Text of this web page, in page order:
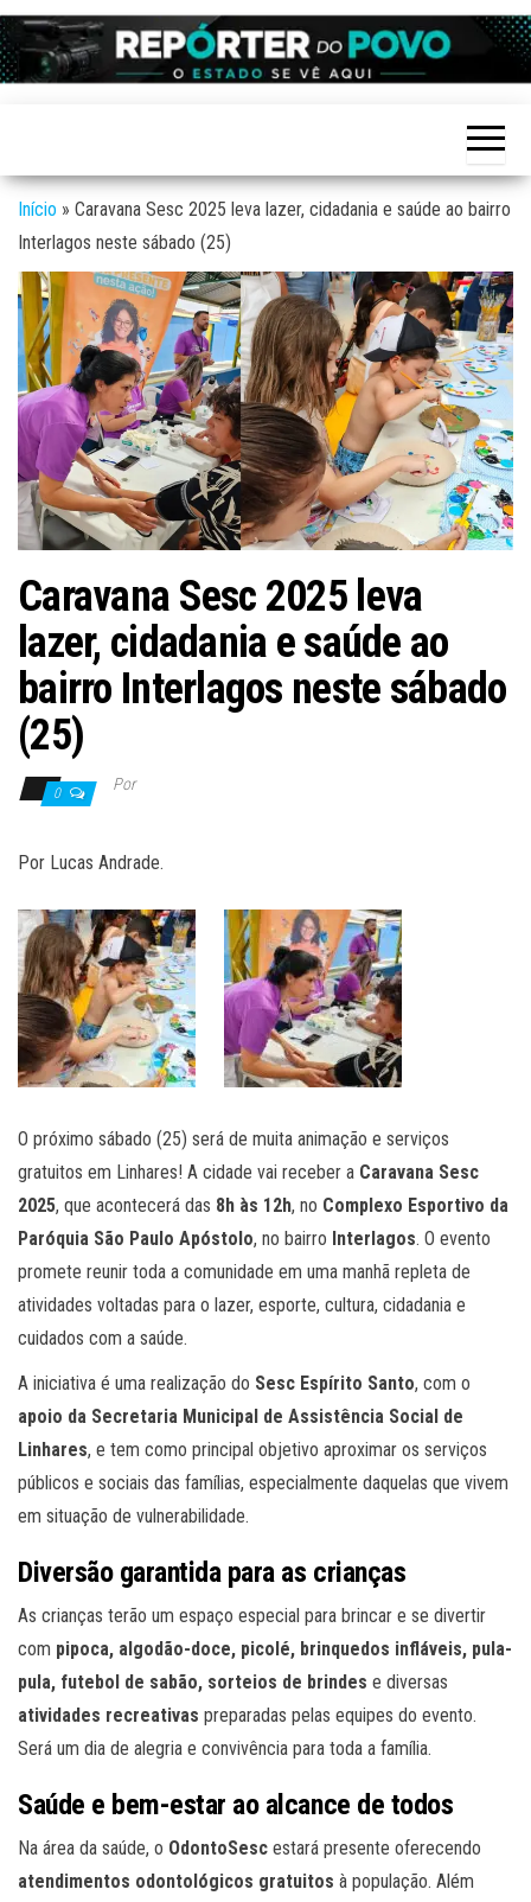
Skip
to
the
Reporter
site de
Notícias
Início » Caravana Sesc 2025 leva lazer, cidadania e saúde ao bairro
Interlagos neste sábado (25)
Caravana Sesc 2025 leva
lazer, cidadania e saúde ao
bairro Interlagos neste sábado
(25)
0 Por
Por Lucas Andrade.
O próximo sábado (25) será de muita animação e serviços
gratuitos em Linhares! A cidade vai receber a Caravana Sesc
2025, que acontecerá das 8h às 12h, no Complexo Esportivo da
Paróquia São Paulo Apóstolo, no bairro Interlagos. O evento
promete reunir toda a comunidade em uma manhã repleta de
atividades voltadas para o lazer, esporte, cultura, cidadania e
cuidados com a saúde.
A iniciativa é uma realização do Sesc Espírito Santo, com o
apoio da Secretaria Municipal de Assistência Social de
Linhares, e tem como principal objetivo aproximar os serviços
públicos e sociais das famílias, especialmente daquelas que vivem
em situação de vulnerabilidade.
Diversão garantida para as crianças
As crianças terão um espaço especial para brincar e se divertir
com pipoca, algodão-doce, picolé, brinquedos infláveis, pula-
pula, futebol de sabão, sorteios de brindes e diversas
atividades recreativas preparadas pelas equipes do evento.
Será um dia de alegria e convivência para toda a família.
Saúde e bem-estar ao alcance de todos
Na área da saúde, o OdontoSesc estará presente oferecendo
atendimentos odontológicos gratuitos à população. Além